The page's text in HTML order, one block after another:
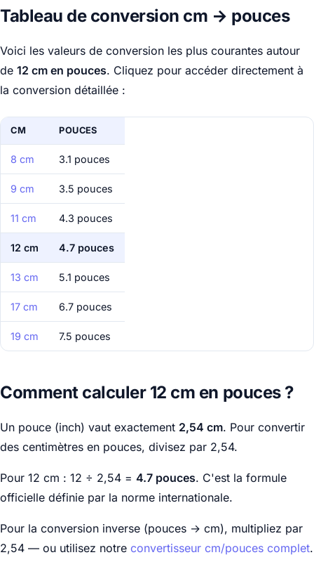
Tableau de conversion cm → pouces
Voici les valeurs de conversion les plus courantes autour
de 12 cm en pouces. Cliquez pour accéder directement à
la conversion détaillée :
CM POUCES
8 cm 3.1 pouces
9 cm 3.5 pouces
11 cm 4.3 pouces
12 cm 4.7 pouces
13 cm 5.1 pouces
17 cm 6.7 pouces
19 cm 7.5 pouces
Comment calculer 12 cm en pouces ?
Un pouce (inch) vaut exactement 2,54 cm. Pour convertir
des centimètres en pouces, divisez par 2,54.
Pour 12 cm : 12 ÷ 2,54 = 4.7 pouces. C'est la formule
officielle définie par la norme internationale.
Pour la conversion inverse (pouces → cm), multipliez par
2,54 — ou utilisez notre convertisseur cm/pouces complet.